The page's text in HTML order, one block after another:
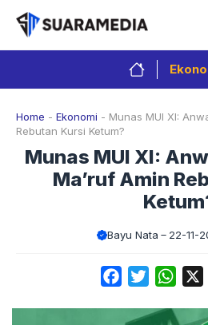
Langsung
isi
Home - Ekonomi - Munas MUI XI:
Rebutan Kursi Ketum?
Munas MUI XI:
Ma’ruf Amin
Bayu Nata 22-11-
FacebookTwitter